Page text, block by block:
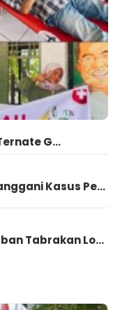
G…
Kasus Pe…
Tabrakan Lo…